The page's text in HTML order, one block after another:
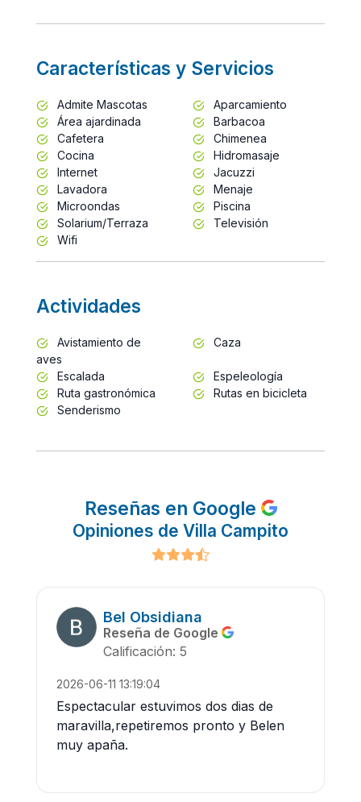
Características y Servicios
Admite Mascotas
Aparcamiento
Área ajardinada
Barbacoa
Cafetera
Chimenea
Cocina
Hidromasaje
Internet
Jacuzzi
Lavadora
Menaje
Microondas
Piscina
Solarium/Terraza
Televisión
Wifi
Actividades
Avistamiento de
aves
Caza
Escalada
Espeleología
Ruta gastronómica
Rutas en bicicleta
Senderismo
Reseñas en Google
Opiniones de Villa Campito
Bel Obsidiana
Reseña de Google
Calificación: 5
2026-06-11 13:19:04
Espectacular estuvimos dos dias de
maravilla,repetiremos pronto y Belen
muy apaña.